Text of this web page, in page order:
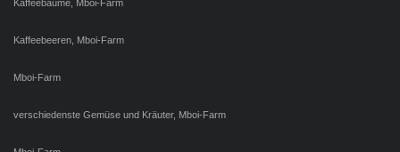
Kaffeebäume, Mboi-Farm
Kaffeebeeren, Mboi-Farm
Mboi-Farm
verschiedenste Gemüse und Kräuter, Mboi-Farm